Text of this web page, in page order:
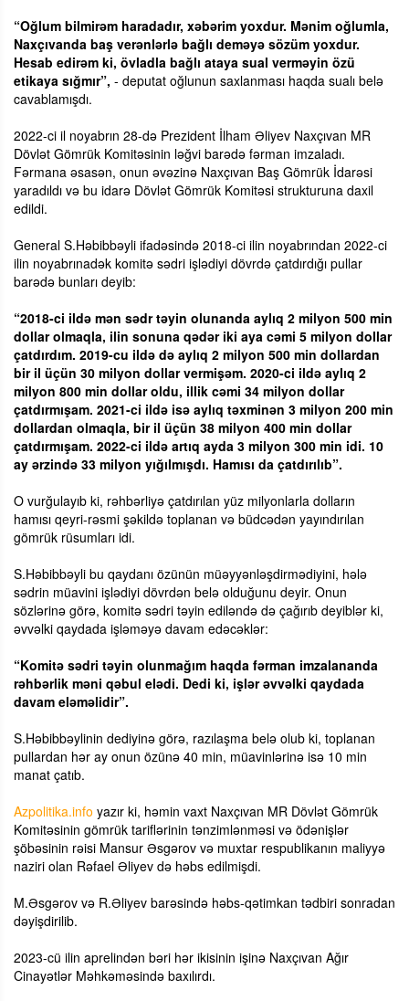
“Oğlum bilmirəm haradadır, xəbərim yoxdur. Mənim oğlumla,
Naxçıvanda baş verənlərlə bağlı deməyə sözüm yoxdur.
Hesab edirəm ki, övladla bağlı ataya sual verməyin özü
etikaya sığmır”, - deputat oğlunun saxlanması haqda sualı belə
cavablamışdı.
2022-ci il noyabrın 28-də Prezident İlham Əliyev Naxçıvan MR
Dövlət Gömrük Komitəsinin ləğvi barədə fərman imzaladı.
Fərmana əsasən, onun əvəzinə Naxçıvan Baş Gömrük İdarəsi
yaradıldı və bu idarə Dövlət Gömrük Komitəsi strukturuna daxil
edildi.
General S.Həbibbəyli ifadəsində 2018-ci ilin noyabrından 2022-ci
ilin noyabrınadək komitə sədri işlədiyi dövrdə çatdırdığı pullar
barədə bunları deyib:
“2018-ci ildə mən sədr təyin olunanda aylıq 2 milyon 500 min
dollar olmaqla, ilin sonuna qədər iki aya cəmi 5 milyon dollar
çatdırdım. 2019-cu ildə də aylıq 2 milyon 500 min dollardan
bir il üçün 30 milyon dollar vermişəm. 2020-ci ildə aylıq 2
milyon 800 min dollar oldu, illik cəmi 34 milyon dollar
çatdırmışam. 2021-ci ildə isə aylıq təxminən 3 milyon 200 min
dollardan olmaqla, bir il üçün 38 milyon 400 min dollar
çatdırmışam. 2022-ci ildə artıq ayda 3 milyon 300 min idi. 10
ay ərzində 33 milyon yığılmışdı. Hamısı da çatdırılıb”.
O vurğulayıb ki, rəhbərliyə çatdırılan yüz milyonlarla dolların
hamısı qeyri-rəsmi şəkildə toplanan və büdcədən yayındırılan
gömrük rüsumları idi.
S.Həbibbəyli bu qaydanı özünün müəyyənləşdirmədiyini, hələ
sədrin müavini işlədiyi dövrdən belə olduğunu deyir. Onun
sözlərinə görə, komitə sədri təyin ediləndə də çağırıb deyiblər ki,
əvvəlki qaydada işləməyə davam edəcəklər:
“Komitə sədri təyin olunmağım haqda fərman imzalananda
rəhbərlik məni qəbul elədi. Dedi ki, işlər əvvəlki qaydada
davam eləməlidir”.
S.Həbibbəylinin dediyinə görə, razılaşma belə olub ki, toplanan
pullardan hər ay onun özünə 40 min, müavinlərinə isə 10 min
manat çatıb.
Azpolitika.info yazır ki, həmin vaxt Naxçıvan MR Dövlət Gömrük
Komitəsinin gömrük tariflərinin tənzimlənməsi və ödənişlər
şöbəsinin rəisi Mansur Əsgərov və muxtar respublikanın maliyyə
naziri olan Rəfael Əliyev də həbs edilmişdi.
M.Əsgərov və R.Əliyev barəsində həbs-qətimkan tədbiri sonradan
dəyişdirilib.
2023-cü ilin aprelindən bəri hər ikisinin işinə Naxçıvan Ağır
Cinayətlər Məhkəməsində baxılırdı.